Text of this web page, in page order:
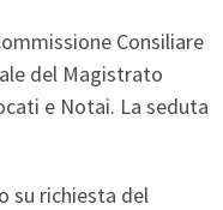
Consiliare
del Magistrato
e Notai. La seduta
su richiesta del